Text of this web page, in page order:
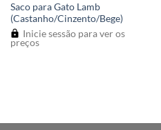
Saco para Gato Lamb
(Castanho/Cinzento/Bege)
Inicie sessão para ver os
preços